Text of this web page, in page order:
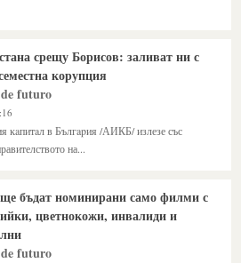
срещу Борисов: заливат ни с
корупция
futuro
ĸaпитaл в Бългapия /АИКБ/ излезе със
на...
бъдат номинирани само филми с
цветнокожи, инвалиди и
futuro